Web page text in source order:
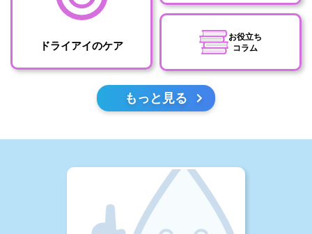
ドライアイのケア
お役立ち
コラム
もっと見る